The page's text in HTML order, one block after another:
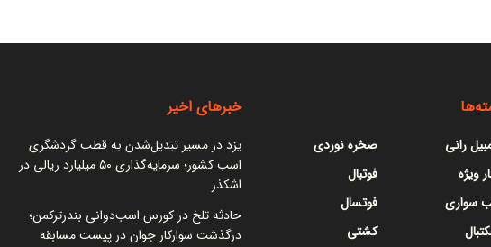
رانی
ویژه
سواری
صخره نوردی
فوتبال
فوتسال
کشتی
خبرهای اخیر
یزد در مسیر تبدیل‌شدن به قطب گردشگری
اسب کشور؛ سرمایه‌گذاری ۵۰ میلیارد ریالی در
اشکذر
حادثه تلخ در کورس اسب‌دوانی بندرترکمن؛
درگذشت سوارکار جوان در پیست مسابقه